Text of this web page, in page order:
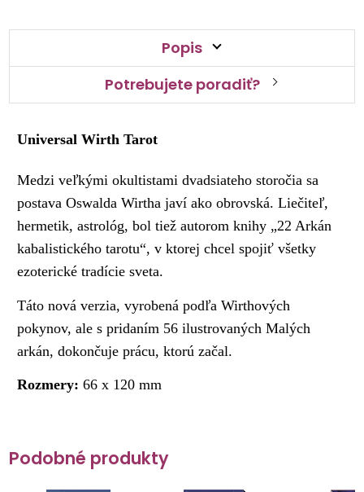
Popis
Potrebujete poradiť?
Universal Wirth Tarot
Medzi veľkými okultistami dvadsiateho storočia sa
postava Oswalda Wirtha javí ako obrovská. Liečiteľ,
hermetik, astrológ, bol tiež autorom knihy „22 Arkán
kabalistického tarotu“, v ktorej chcel spojiť všetky
ezoterické tradície sveta.
Táto nová verzia, vyrobená podľa Wirthových
pokynov, ale s pridaním 56 ilustrovaných Malých
arkán, dokončuje prácu, ktorú začal.
Rozmery:66 x 120 mm
Podobné produkty